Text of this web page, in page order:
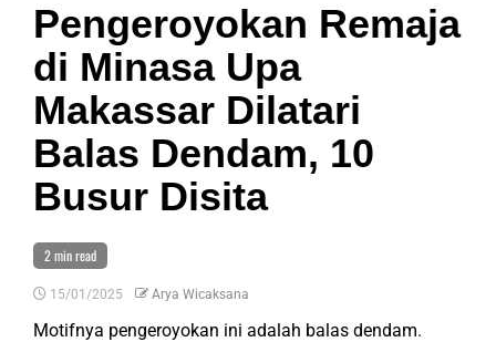
Pengeroyokan Remaja
di Minasa Upa
Makassar Dilatari
Balas Dendam, 10
Busur Disita
2 min read
15/01/2025 Arya Wicaksana
Motifnya pengeroyokan ini adalah balas dendam.